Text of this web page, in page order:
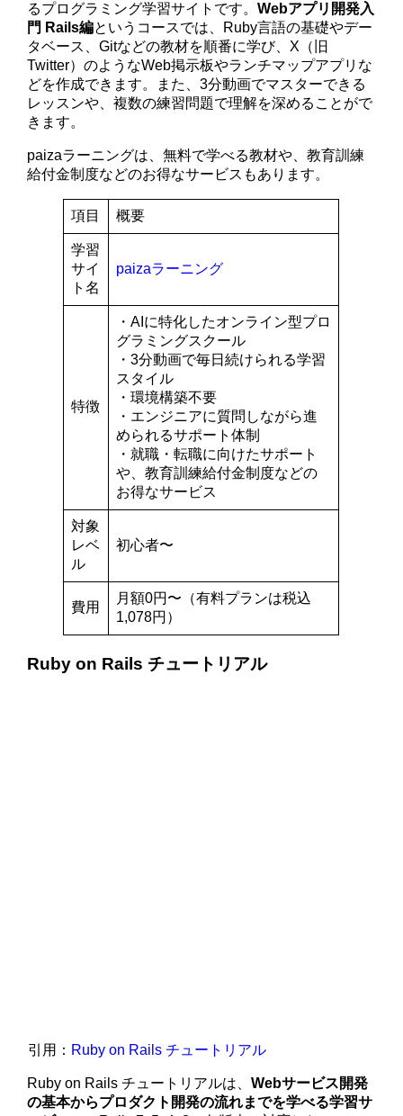
るプログラミング学習サイトです。Webアプリ開発入
門 Rails編というコースでは、Ruby言語の基礎やデー
タベース、Gitなどの教材を順番に学び、X（旧
Twitter）のようなWeb掲示板やランチマップアプリな
どを作成できます。また、3分動画でマスターできる
レッスンや、複数の練習問題で理解を深めることがで
きます。
paizaラーニングは、無料で学べる教材や、教育訓練
給付金制度などのお得なサービスもあります。
項目 概要
学習
サイ
ト名
paizaラーニング
特徴
・AIに特化したオンライン型プロ
グラミングスクール
・3分動画で毎日続けられる学習
スタイル
・環境構築不要
・エンジニアに質問しながら進
められるサポート体制
・就職・転職に向けたサポート
や、教育訓練給付金制度などの
お得なサービス
対象
レベ
ル
初心者〜
費用
月額0円〜（有料プランは税込
1,078円）
Ruby on Rails チュートリアル
引用： Ruby on Rails チュートリアル
Ruby on Rails チュートリアルは、Webサービス開発
の基本からプロダクト開発の流れまでを学べる学習サ